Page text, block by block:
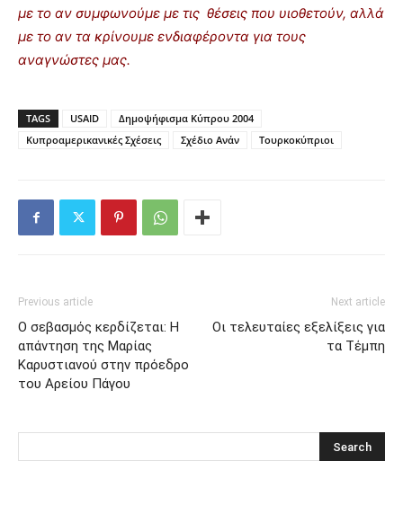
με το αν συμφωνούμε με τις θέσεις που υιοθετούν, αλλά
με το αν τα κρίνουμε ενδιαφέροντα για τους
αναγνώστες μας.
TAGS USAID
Δημοψήφισμα Κύπρου 2004
Κυπροαμερικανικές Σχέσεις
Σχέδιο Ανάν Τουρκοκύπριοι
Previous article
Ο σεβασμός κερδίζεται: Η
απάντηση της Μαρίας
Καρυστιανού στην πρόεδρο
του Αρείου Πάγου
Next article
Οι τελευταίες εξελίξεις για
τα Τέμπη